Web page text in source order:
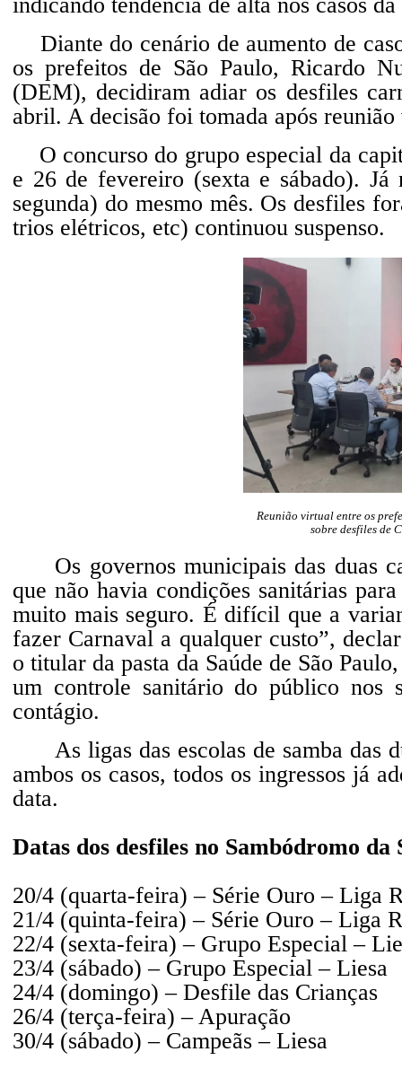
Diante do cenário de aumento de
os prefeitos de São Paulo, Ricardo
(DEM), decidiram adiar os desfiles
abril. A decisão foi tomada após
O concurso do grupo especial da
e 26 de fevereiro (sexta e sábado).
segunda) do mesmo mês. Os desfiles
trios elétricos, etc) continuou suspenso.
Reunião virtual entre os
sobre desfiles de
Os governos municipais das duas
que não havia condições sanitárias
muito mais seguro. É difícil que a
fazer Carnaval a qualquer custo”,
o titular da pasta da Saúde de São
um controle sanitário do público nos
contágio.
As ligas das escolas de samba das
ambos os casos, todos os ingressos já
data.
Datas dos desfiles no Sambódromo da
20/4 (quarta-feira) – Série Ouro – Liga
21/4 (quinta-feira) – Série Ouro – Liga
22/4 (sexta-feira) – Grupo Especial –
23/4 (sábado) – Grupo Especial – Liesa
24/4 (domingo) – Desfile das Crianças
26/4 (terça-feira) – Apuração
30/4 (sábado) – Campeãs – Liesa